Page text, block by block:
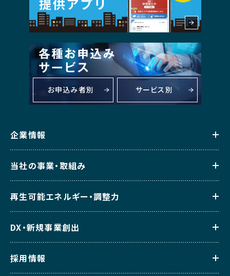
お申込み者別 サービス別
企業情報
当社の事業・取組み
再生可能エネルギー・調整力
DX・新規事業創出
採用情報